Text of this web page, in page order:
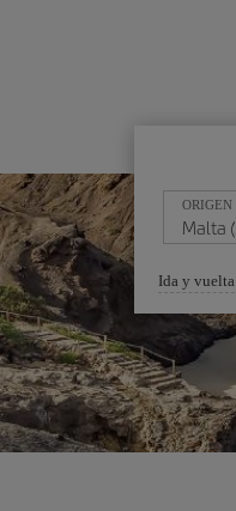
ORIGEN
Seleccione
una
opción
Ida y vuelta